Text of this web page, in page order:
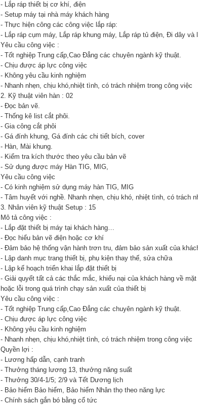
- Lắp ráp thiết bị cơ khí, điện
- Setup máy tại nhà máy khách hàng
- Thực hiện công các công việc lắp ráp:
- Lắp ráp cụm máy, Lắp ráp khung máy, Lắp ráp tủ điện, Đi dây và
Yêu cầu công việc :
- Tốt nghiệp Trung cấp,Cao Đẳng các chuyên ngành kỹ thuật.
- Chịu được áp lực công việc
- Không yêu cầu kinh nghiệm
- Nhanh nhẹn, chịu khó,nhiệt tình, có trách nhiệm trong công việc
2. Kỹ thuật viên hàn : 02
- Đọc bản vẽ.
- Thống kê list cắt phôi.
- Gia công cắt phôi
- Gá đính khung, Gá đính các chi tiết bích, cover
- Hàn, Mài khung.
- Kiểm tra kích thước theo yêu cầu bản vẽ
- Sử dụng được máy Hàn TIG, MIG,
Yêu cầu công việc
- Có kinh nghiệm sử dụng máy hàn TIG, MIG
- Tâm huyết với nghề. Nhanh nhẹn, chịu khó, nhiệt tình, có trách
3. Nhân viên kỹ thuật Setup : 15
Mô tả công việc :
- Lắp đặt thiết bị máy tại khách hàng…
- Đọc hiểu bản vẽ điện hoặc cơ khí
- Đảm bảo hệ thống vận hành trơn tru, đảm bảo sản xuất của
- Lập danh mục trang thiết bị, phụ kiện thay thế, sửa chữa
- Lập kế hoạch triển khai lắp đặt thiết bị
- Giải quyết tất cả các thắc mắc, khiếu nại của khách hàng về
hoặc lỗi trong quá trình chạy sản xuất của thiết bị
Yêu cầu công việc :
- Tốt nghiệp Trung cấp,Cao Đẳng các chuyên ngành kỹ thuật.
- Chịu được áp lực công việc
- Không yêu cầu kinh nghiệm
- Nhanh nhẹn, chịu khó,nhiệt tình, có trách nhiệm trong công việc
Quyền lợi :
- Lương hấp dẫn, cạnh tranh
- Thưởng tháng lương 13, thưởng năng suất
- Thưởng 30/4-1/5; 2/9 và Tết Dương lịch
- Bảo hiểm Bảo hiểm, Bảo hiểm Nhân thọ theo năng lực
- Chính sách gắn bó bằng cổ tức